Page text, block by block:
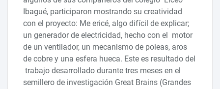
Ibagué, participaron mostrando su creatividad
con el proyecto: Me ericé, algo difícil de explicar;
un generador de electricidad, hecho con el motor
de un ventilador, un mecanismo de poleas, aros
de cobre y una esfera hueca. Este es resultado del
trabajo desarrollado durante tres meses en el
semillero de investigación Great Brains (Grandes